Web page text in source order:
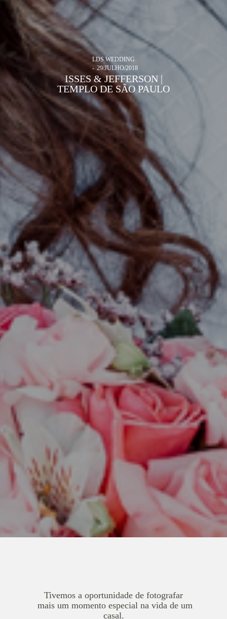
LDS WEDDING
29/JULHO/2018
ISSES & JEFFERSON |
TEMPLO DE SÃO PAULO
Tivemos a oportunidade de fotografar
mais um momento especial na vida de um
casal.